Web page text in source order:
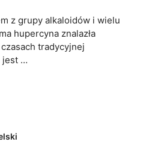
z grupy alkaloidów i wielu
hupercyna znalazła
tradycyjnej
jest …